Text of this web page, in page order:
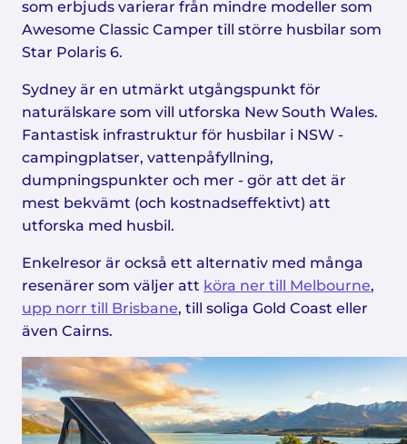
som erbjuds varierar från mindre modeller som
Awesome Classic Camper till större husbilar som
Star Polaris 6.
Sydney är en utmärkt utgångspunkt för
naturälskare som vill utforska New South Wales.
Fantastisk infrastruktur för husbilar i NSW -
campingplatser, vattenpåfyllning,
dumpningspunkter och mer - gör att det är
mest bekvämt (och kostnadseffektivt) att
utforska med husbil.
Enkelresor är också ett alternativ med många
resenärer som väljer att köra ner till Melbourne,
upp norr till Brisbane, till soliga Gold Coast eller
även Cairns.